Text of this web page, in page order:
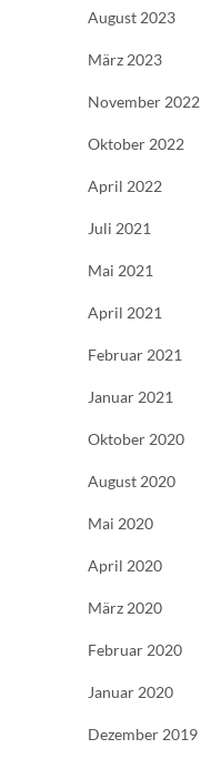
August 2023
März 2023
November 2022
Oktober 2022
April 2022
Juli 2021
Mai 2021
April 2021
Februar 2021
Januar 2021
Oktober 2020
August 2020
Mai 2020
April 2020
März 2020
Februar 2020
Januar 2020
Dezember 2019